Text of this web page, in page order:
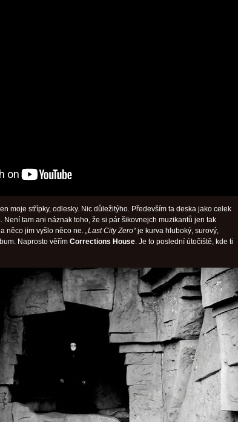
moje střípky, odlesky. Nic důležitýho. Především ta deska jako celek
Není tam ani náznak toho, že si pár šikovnejch muzikantů jen tak
něco jim vyšlo něco ne. „Last City Zero“je kurva hluboký, surový,
Naprosto věřím Corrections House. Je to poslední útočiště, kde ti